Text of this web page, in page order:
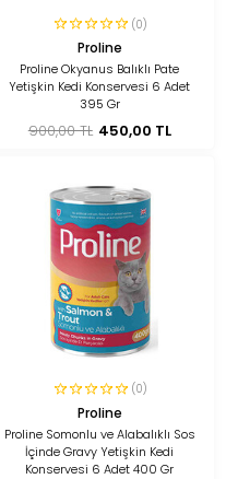
(0)
Proline
Proline Okyanus Balıklı Pate
Yetişkin Kedi Konservesi 6 Adet
395 Gr
900,00 TL 450,00 TL
(0)
Proline
Proline Somonlu ve Alabalıklı Sos
İçinde Gravy Yetişkin Kedi
Konservesi 6 Adet 400 Gr